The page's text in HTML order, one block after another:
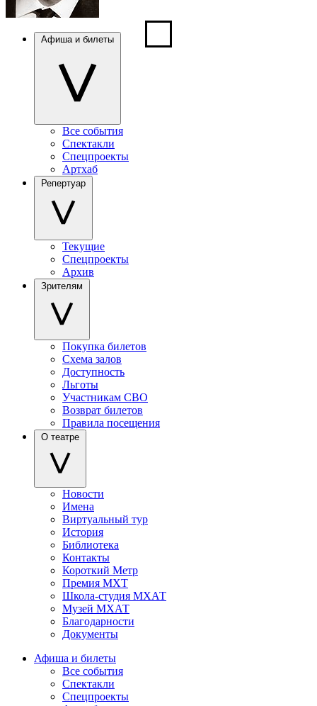
Афиша и билеты
Все события
Спектакли
Спецпроекты
Артхаб
Репертуар
Текущие
Спецпроекты
Архив
Зрителям
Покупка билетов
Схема залов
Доступность
Льготы
Участникам СВО
Возврат билетов
Правила посещения
О театре
Новости
Имена
Виртуальный тур
История
Библиотека
Контакты
Короткий Метр
Премия МХТ
Школа-студия МХАТ
Музей МХАТ
Благодарности
Документы
Афиша и билеты
Все события
Спектакли
Спецпроекты